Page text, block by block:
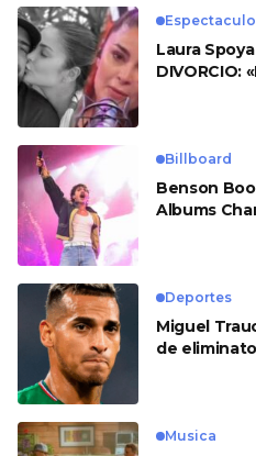
Laura
DIVORCIO:
Billboard
Benson
Albums
Deportes
Miguel
de
Musica